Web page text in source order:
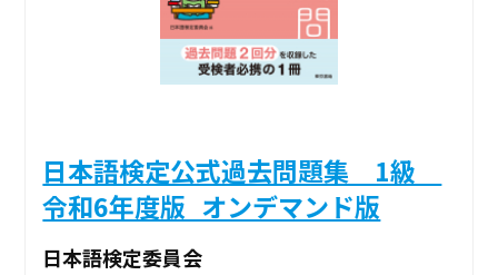
日本語検定公式過去問題集 1級
令和6年度版_オンデマンド版
日本語検定委員会